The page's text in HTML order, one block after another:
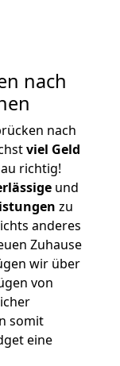
nach
nach
viel Geld
richtig!
und
zu
anderes
Zuhause
wir über
von
somit
eine